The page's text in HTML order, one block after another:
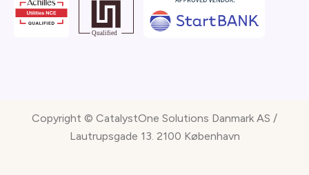
Copyright © CatalystOne Solutions Danmark AS /
Lautrupsgade 13. 2100 København